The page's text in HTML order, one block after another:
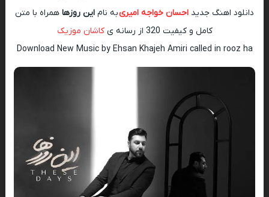
دانلود اهنگ جدید احسان خواجه امیریبه نام این روزها همراه با متن
کامل و کیفیت 320 از رسانه ی
کاشان موزیک
Download New Music by Ehsan Khajeh Amiri called in rooz ha